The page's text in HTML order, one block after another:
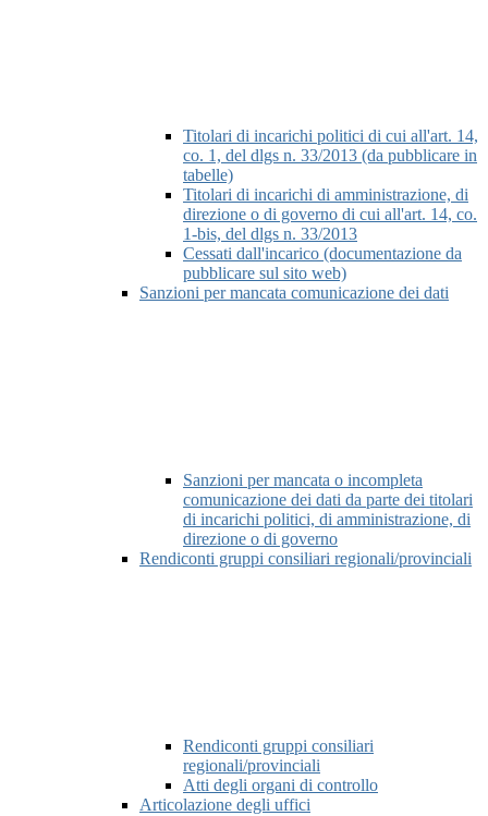
Titolari di incarichi politici di cui all'art. 14,
co. 1, del dlgs n. 33/2013 (da pubblicare in
tabelle)
Titolari di incarichi di amministrazione, di
direzione o di governo di cui all'art. 14, co.
1-bis, del dlgs n. 33/2013
Cessati dall'incarico (documentazione da
pubblicare sul sito web)
Sanzioni per mancata comunicazione dei dati
Sanzioni per mancata o incompleta
comunicazione dei dati da parte dei titolari
di incarichi politici, di amministrazione, di
direzione o di governo
Rendiconti gruppi consiliari regionali/provinciali
Rendiconti gruppi consiliari
regionali/provinciali
Atti degli organi di controllo
Articolazione degli uffici